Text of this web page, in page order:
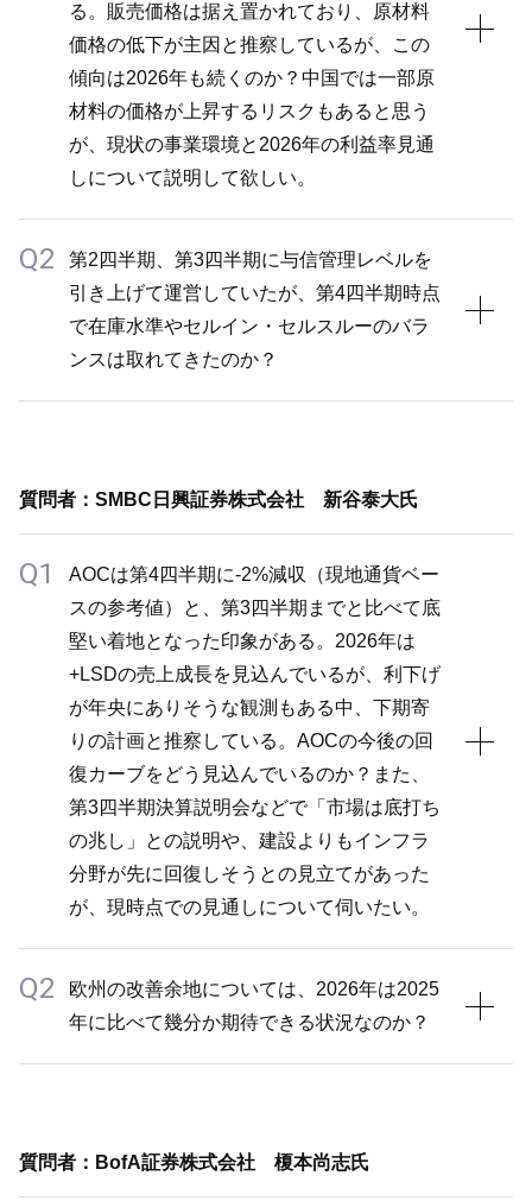
る。販売価格は据え置かれており、原材料
価格の低下が主因と推察しているが、この
傾向は2026年も続くのか？中国では一部原
材料の価格が上昇するリスクもあると思う
が、現状の事業環境と2026年の利益率見通
しについて説明して欲しい。
A1
第4四半期のTUCは-5%減収となり、完全な回復基調
には至っていません。第4四半期は需要の閑散期に当
たることから、売掛金の回収を重視しつつ、マージン
をしっかり確保する健全な運営を進めました。市場在
マージンについては、原材料価格の低下によるメリッ
トを享受する中、プレミアム製品の販売は堅調に推移
した一方、エコノミー製品は厳しい状況でした。市場
全体も前期に比べて約-5%程度縮小したと想定してお
り、当社業績は市場とほぼ同じ結果となりました。
こうした中、2026年は中国市場の需要の弱さを前提
として大幅な回復は想定せず、TUCで+HSDの売上成
長を目指します。プレミアム戦略や3～6級都市での
差別化施策を進めていくほか、システム的な対応も他
社に先駆けて実施していきます。中国チームの意気込
みも強く、売上成長を目指しつつ、最終的には利益を
確保することを引き続き重視していきます。
2026年の原材料価格はほぼ前期並みを想定してお
ており、塗料事業の強みであるそうした双方のメリッ
ト・デメリットを相殺しながらマージンを確保してい
きます。利益のある成長については、ウィー・シュー
中で今回のガイダンスを出しています。
Q2
第2四半期、第3四半期に与信管理レベルを
引き上げて運営していたが、第4四半期時点
で在庫水準やセルイン・セルスルーのバラ
ンスは取れてきたのか？
る時期でもあり、回収は非常に順調に進みました。在
ると考えています。
質問者：SMBC日興証券株式会社 新谷泰大氏
Q1
AOCは第4四半期に-2%減収（現地通貨ベー
スの参考値）と、第3四半期までと比べて底
堅い着地となった印象がある。2026年は
+LSDの売上成長を見込んでいるが、利下げ
が年央にありそうな観測もある中、下期寄
りの計画と推察している。AOCの今後の回
復カーブをどう見込んでいるのか？また、
第3四半期決算説明会などで「市場は底打ち
の兆し」との説明や、建設よりもインフラ
分野が先に回復しそうとの見立てがあった
が、現時点での見通しについて伺いたい。
A1
AOCは実際に市場に底打ちの兆しはあるものの、Ｖ
字回復までは想定しておらず、慎重な見通しを維持し
は依然として高く、政策金利が下がっても長期金利は
あまり下がらないなど、個人消費や住宅の借り換えが
Q2
欧州の改善余地については、2026年は2025
年に比べて幾分か期待できる状況なのか？
ムも含めて米国の方が回復は早いと見込んでいます。
質問者：BofA証券株式会社 榎本尚志氏